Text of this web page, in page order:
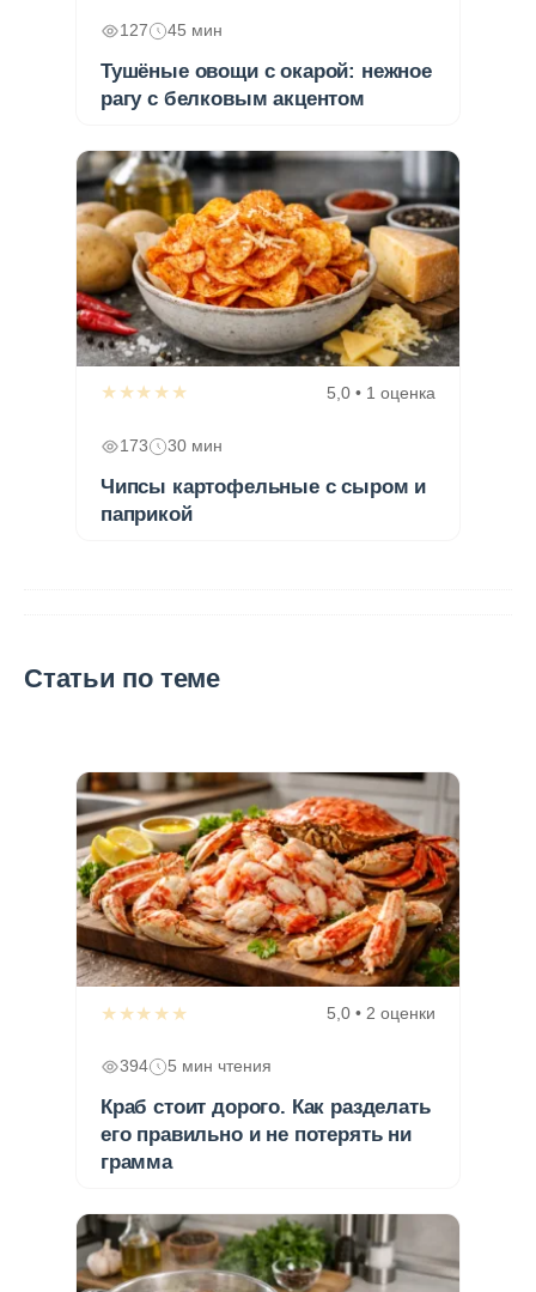
127 45 мин
Тушёные овощи с окарой: нежное
рагу с белковым акцентом
★★★★★ 5,0 • 1 оценка
173 30 мин
Чипсы картофельные с сыром и
паприкой
Статьи по теме
★★★★★ 5,0 • 2 оценки
394 5 мин чтения
Краб стоит дорого. Как разделать
его правильно и не потерять ни
грамма